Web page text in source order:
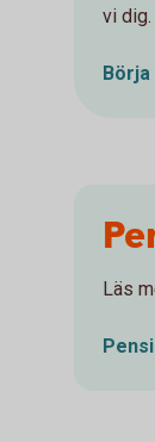
vi dig.
Börja
Läs